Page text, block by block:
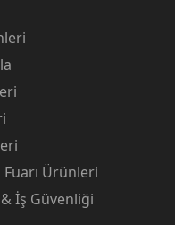
Ürünleri
İş Güvenliği